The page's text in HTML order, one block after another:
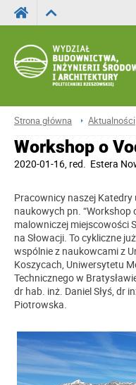
Strona główna Aktualności
Workshop o
2020-01-16, red. Estera
Pracownicy naszej
naukowych pn. “Workshop
malowniczej miejscowości
na Słowacji. To cykliczne
wspólnie z naukowcami z
Koszycach, Uniwersytetu
Technicznego w
dr hab. inż. Daniel Słyś, dr
Piotrowska.